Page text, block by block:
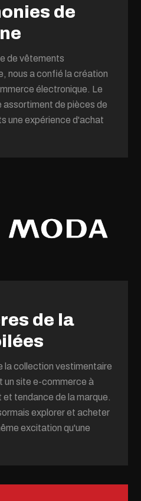
de
de vêtements
nous a confié la création
électronique. Le
assortiment de pièces de
une expérience d'achat
de la
la collection vestimentaire
un site e-commerce à
et tendance de la marque.
explorer et acheter
excitation qu'une